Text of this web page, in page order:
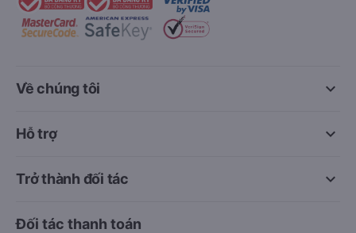
keyboard_arrow_down
Về chúng tôi
keyboard_arrow_down
Hỗ trợ
keyboard_arrow_down
Trở thành đối tác
Đối tác thanh toán